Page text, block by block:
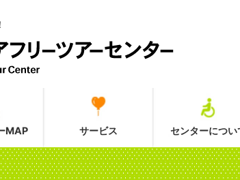
MAP サービス センターについ